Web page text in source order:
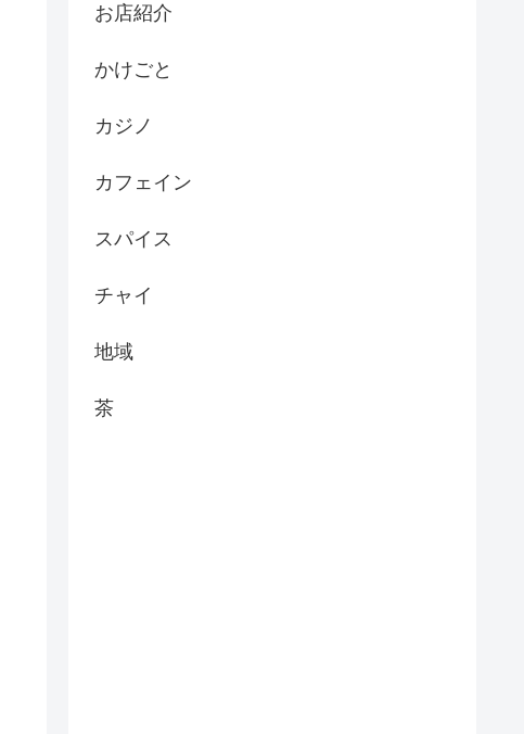
お店紹介
かけごと
カジノ
カフェイン
スパイス
チャイ
地域
茶